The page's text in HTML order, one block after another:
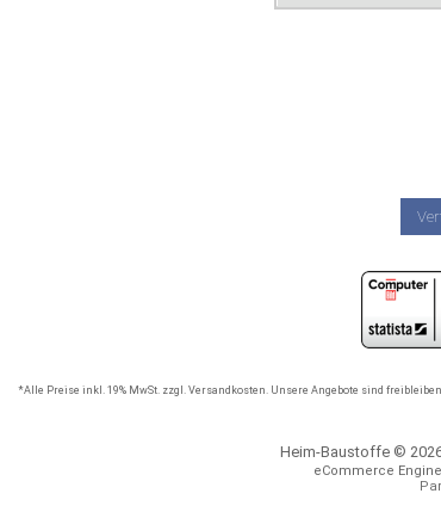
*Alle Preise inkl. 19% MwSt. zzgl. Versandkosten. Unsere Angebote sind
Heim-Baustoffe ©
eCommerce